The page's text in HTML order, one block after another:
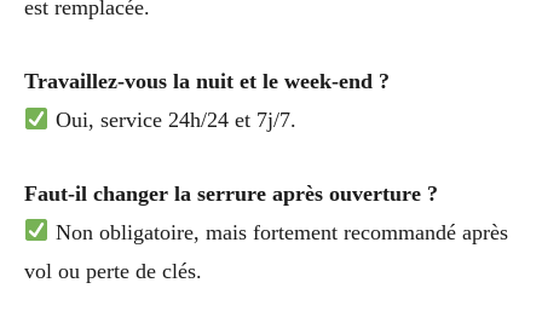
est remplacée.
Travaillez-vous la nuit et le week-end ?
Oui, service 24h/24 et 7j/7.
Faut-il changer la serrure après ouverture ?
Non obligatoire, mais fortement recommandé après
vol ou perte de clés.